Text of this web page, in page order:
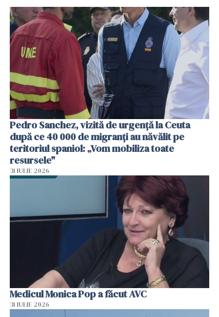
Pedro Sanchez, vizită de urgență la Ceuta
după ce 40 000 de migranți au năvălit pe
teritoriul spaniol: „Vom mobiliza toate
resursele"
31 IULIE 2026
Medicul Monica Pop a făcut AVC
31 IULIE 2026